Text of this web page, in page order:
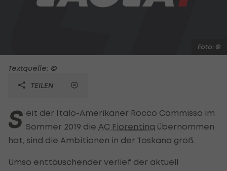
Foto: ©
Textquelle: ©
TEILEN
S eit der Italo-Amerikaner Rocco Commisso im
Sommer 2019 die AC Fiorentina übernommen
hat, sind die Ambitionen in der Toskana groß.
Umso enttäuschender verlief der aktuell